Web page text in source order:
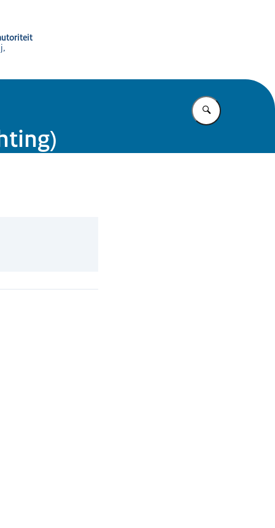
Vul in wat u